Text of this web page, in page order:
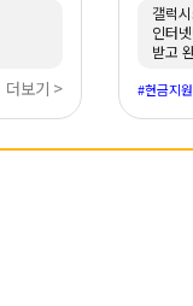
더보기 >
갤럭
인터
받고